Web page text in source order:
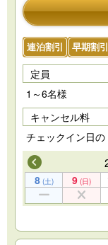
連泊割引 早期割引
定員
1～6名様
キャンセル料
チェックイン日
8 (土) 9 (日)